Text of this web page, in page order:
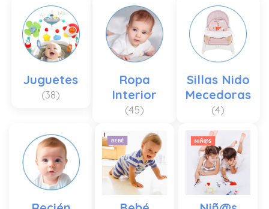
Juguetes
(38)
Ropa
Interior
(45)
Sillas Nido
Mecedoras
(4)